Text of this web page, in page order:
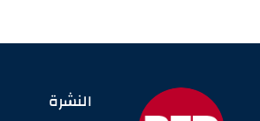
النشرة